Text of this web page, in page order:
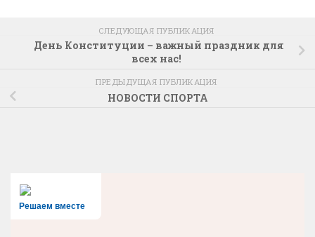
СЛЕДУЮЩАЯ ПУБЛИКАЦИЯ
День Конституции – важный праздник для
всех нас!
ПРЕДЫДУЩАЯ ПУБЛИКАЦИЯ
НОВОСТИ СПОРТА
Решаем вместе